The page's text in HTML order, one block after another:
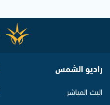
راديو الشمس
البث المباشر